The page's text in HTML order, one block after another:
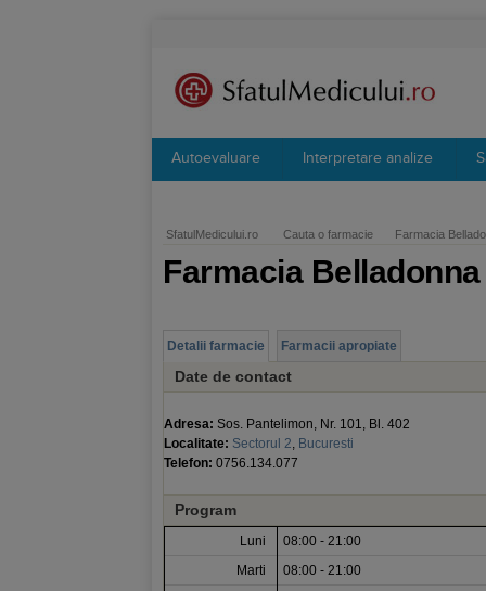
Autoevaluare Interpretare analize
SfatulMedicului.ro Cauta o farmacie Farmacia
Farmacia
Detalii farmacie Farmacii apropiate
Date de contact
Adresa: Sos. Pantelimon, Nr. 101, Bl. 402
Localitate: Sectorul 2, Bucuresti
Telefon: 0756.134.077
Program
Luni
08:00 - 21:00
Marti
08:00 - 21:00